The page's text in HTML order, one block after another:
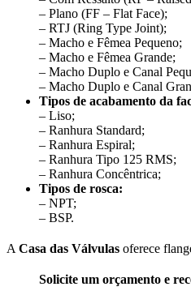
– Plano (FF – Flat Face);
– RTJ (Ring Type Joint);
– Macho e Fêmea Pequeno;
– Macho e Fêmea Grande;
– Macho Duplo e Canal
– Macho Duplo e Canal
Tipos de acabamento da
– Liso;
– Ranhura Standard;
– Ranhura Espiral;
– Ranhura Tipo 125 RMS;
– Ranhura Concêntrica;
Tipos de rosca:
– NPT;
– BSP.
A Casa das Válvulas oferece
Solicite um orçamento e